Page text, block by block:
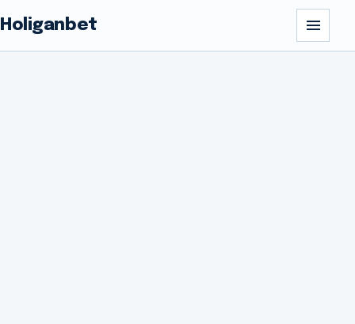
Holiganbet